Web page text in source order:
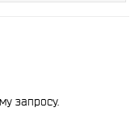
запросу.